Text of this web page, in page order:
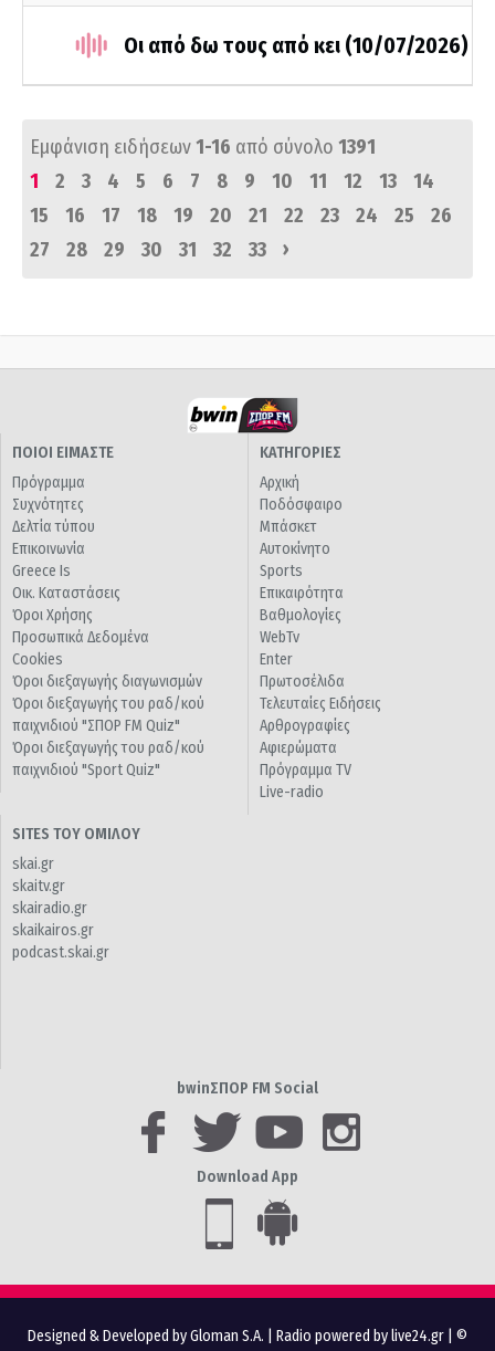
Οι από δω τους από κει (10/07/2026)
Εμφάνιση ειδήσεων1-16 από σύνολο 1391
1
2 3 4 5 6 7 8 9 10 11 12 13
14
15
16 17 18 19 20 21 22 23 24 25
26
27
28 29 30 31 32 33 ›
ΠΟΙΟΙ ΕΙΜΑΣΤΕ
Πρόγραμμα
Συχνότητες
Δελτία τύπου
Επικοινωνία
Greece Is
Οικ. Καταστάσεις
Όροι Χρήσης
Προσωπικά Δεδομένα
Cookies
Όροι διεξαγωγής διαγωνισμών
Όροι διεξαγωγής του ραδ/κού
παιχνιδιού "ΣΠΟΡ FM Quiz"
Όροι διεξαγωγής του ραδ/κού
παιχνιδιού "Sport Quiz"
ΚΑΤΗΓΟΡΙΕΣ
Αρχική
Ποδόσφαιρο
Μπάσκετ
Αυτοκίνητο
Sports
Επικαιρότητα
Βαθμολογίες
WebTv
Enter
Πρωτοσέλιδα
Τελευταίες Ειδήσεις
Αρθρογραφίες
Αφιερώματα
Πρόγραμμα TV
Live-radio
SITES ΤΟΥ ΟΜΙΛΟΥ
skai.gr
skaitv.gr
skairadio.gr
skaikairos.gr
podcast.skai.gr
bwinΣΠΟΡ FM Social
Download App
Designed & Developed by Gloman S.A. Radio powered by live24.gr | ©